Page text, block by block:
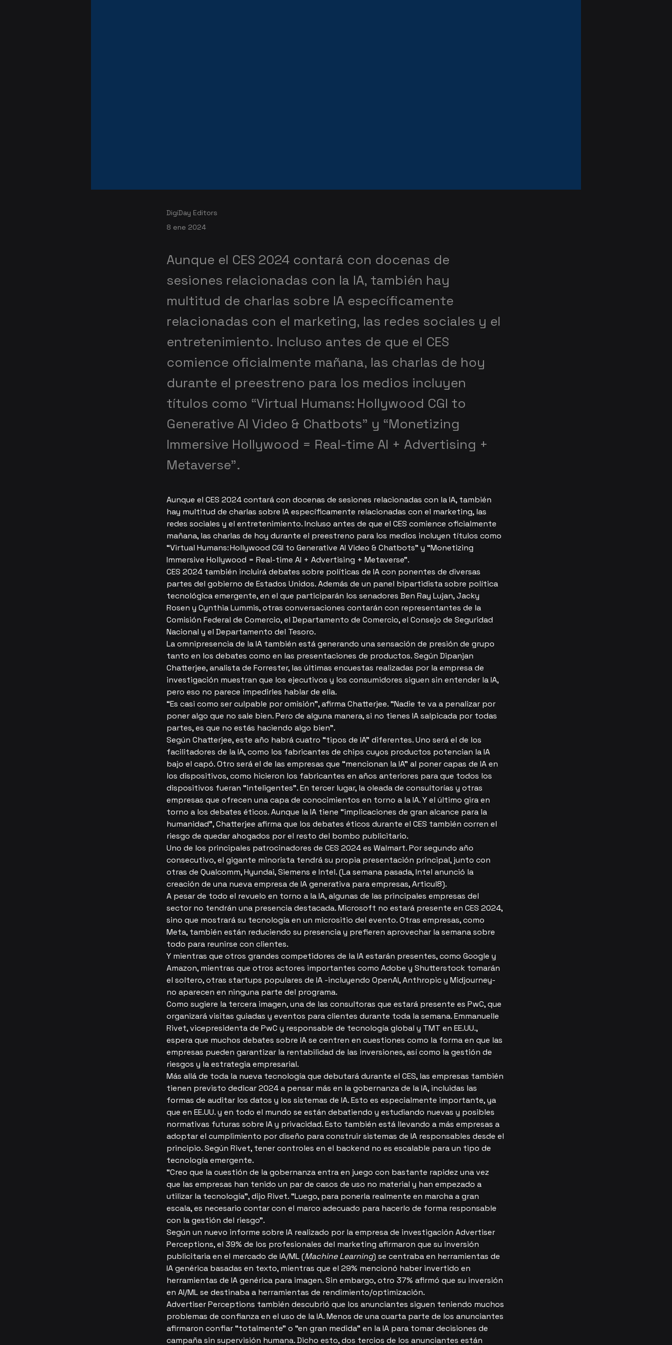
DigiDay Editors
8 ene 2024
Aunque el CES 2024 contará con docenas de
sesiones relacionadas con la IA, también hay
multitud de charlas sobre IA específicamente
relacionadas con el marketing, las redes sociales y el
entretenimiento. Incluso antes de que el CES
comience oficialmente mañana, las charlas de hoy
durante el preestreno para los medios incluyen
títulos como “Virtual Humans: Hollywood CGI to
Generative AI Video & Chatbots” y “Monetizing
Immersive Hollywood = Real-time AI + Advertising +
Metaverse”.
Aunque el CES 2024 contará con docenas de sesiones relacionadas con la IA, también
hay multitud de charlas sobre IA específicamente relacionadas con el marketing, las
redes sociales y el entretenimiento. Incluso antes de que el CES comience oficialmente
mañana, las charlas de hoy durante el preestreno para los medios incluyen títulos como
“Virtual Humans: Hollywood CGI to Generative AI Video & Chatbots” y “Monetizing
Immersive Hollywood = Real-time AI + Advertising + Metaverse”.
CES 2024 también incluirá debates sobre políticas de IA con ponentes de diversas
partes del gobierno de Estados Unidos. Además de un panel bipartidista sobre política
tecnológica emergente, en el que participarán los senadores Ben Ray Lujan, Jacky
Rosen y Cynthia Lummis, otras conversaciones contarán con representantes de la
Comisión Federal de Comercio, el Departamento de Comercio, el Consejo de Seguridad
Nacional y el Departamento del Tesoro.
La omnipresencia de la IA también está generando una sensación de presión de grupo
tanto en los debates como en las presentaciones de productos. Según Dipanjan
Chatterjee, analista de Forrester, las últimas encuestas realizadas por la empresa de
investigación muestran que los ejecutivos y los consumidores siguen sin entender la IA,
pero eso no parece impedirles hablar de ella.
“Es casi como ser culpable por omisión”, afirma Chatterjee. “Nadie te va a penalizar por
poner algo que no sale bien. Pero de alguna manera, si no tienes IA salpicada por todas
partes, es que no estás haciendo algo bien”.
Según Chatterjee, este año habrá cuatro “tipos de IA” diferentes. Uno será el de los
facilitadores de la IA, como los fabricantes de chips cuyos productos potencian la IA
bajo el capó. Otro será el de las empresas que “mencionan la IA” al poner capas de IA en
los dispositivos, como hicieron los fabricantes en años anteriores para que todos los
dispositivos fueran “inteligentes”. En tercer lugar, la oleada de consultorías y otras
empresas que ofrecen una capa de conocimientos en torno a la IA. Y el último gira en
torno a los debates éticos. Aunque la IA tiene “implicaciones de gran alcance para la
humanidad”, Chatterjee afirma que los debates éticos durante el CES también corren el
riesgo de quedar ahogados por el resto del bombo publicitario.
Uno de los principales patrocinadores de CES 2024 es Walmart. Por segundo año
consecutivo, el gigante minorista tendrá su propia presentación principal, junto con
otras de Qualcomm, Hyundai, Siemens e Intel. (La semana pasada, Intel anunció la
creación de una nueva empresa de IA generativa para empresas, Articul8).
A pesar de todo el revuelo en torno a la IA, algunas de las principales empresas del
sector no tendrán una presencia destacada. Microsoft no estará presente en CES 2024,
sino que mostrará su tecnología en un micrositio del evento. Otras empresas, como
Meta, también están reduciendo su presencia y prefieren aprovechar la semana sobre
todo para reunirse con clientes.
Y mientras que otros grandes competidores de la IA estarán presentes, como Google y
Amazon, mientras que otros actores importantes como Adobe y Shutterstock tomarán
el soltero, otras startups populares de IA -incluyendo OpenAI, Anthropic y Midjourney-
no aparecen en ninguna parte del programa.
Como sugiere la tercera imagen, una de las consultoras que estará presente es PwC, que
organizará visitas guiadas y eventos para clientes durante toda la semana. Emmanuelle
Rivet, vicepresidenta de PwC y responsable de tecnología global y TMT en EE.UU.,
espera que muchos debates sobre IA se centren en cuestiones como la forma en que las
empresas pueden garantizar la rentabilidad de las inversiones, así como la gestión de
riesgos y la estrategia empresarial.
Más allá de toda la nueva tecnología que debutará durante el CES, las empresas también
tienen previsto dedicar 2024 a pensar más en la gobernanza de la IA, incluidas las
formas de auditar los datos y los sistemas de IA. Esto es especialmente importante, ya
que en EE.UU. y en todo el mundo se están debatiendo y estudiando nuevas y posibles
normativas futuras sobre IA y privacidad. Esto también está llevando a más empresas a
adoptar el cumplimiento por diseño para construir sistemas de IA responsables desde el
principio. Según Rivet, tener controles en el backend no es escalable para un tipo de
tecnología emergente.
“Creo que la cuestión de la gobernanza entra en juego con bastante rapidez una vez
que las empresas han tenido un par de casos de uso no material y han empezado a
utilizar la tecnología”, dijo Rivet. “Luego, para ponerla realmente en marcha a gran
escala, es necesario contar con el marco adecuado para hacerlo de forma responsable
con la gestión del riesgo”.
Según un nuevo informe sobre IA realizado por la empresa de investigación Advertiser
Perceptions, el 39% de los profesionales del marketing afirmaron que su inversión
publicitaria en el mercado de IA/ML (Machine Learning) se centraba en herramientas de
IA genérica basadas en texto, mientras que el 29% mencionó haber invertido en
herramientas de IA genérica para imagen. Sin embargo, otro 37% afirmó que su inversión
en AI/ML se destinaba a herramientas de rendimiento/optimización.
Advertiser Perceptions también descubrió que los anunciantes siguen teniendo muchos
problemas de confianza en el uso de la IA. Menos de una cuarta parte de los anunciantes
afirmaron confiar “totalmente” o “en gran medida” en la IA para tomar decisiones de
campaña sin supervisión humana. Dicho esto, dos tercios de los anunciantes están